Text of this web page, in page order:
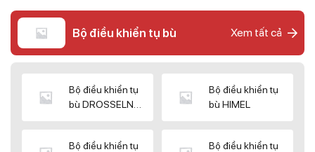
Bộ điều khiển tụ bù Xem tất cả
Bộ điều khiển tụ
bù DROSSELN
Bộ điều khiển tụ
bù HIMEL
Bộ điều khiển tụ
Bộ điều khiển tụ